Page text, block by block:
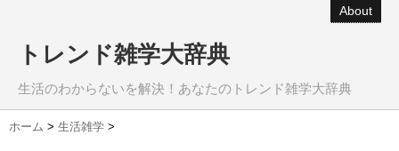
About
トレンド雑学大辞典
生活のわからないを解決！あなたのトレンド雑学大辞典
ホーム > 生活雑学 >